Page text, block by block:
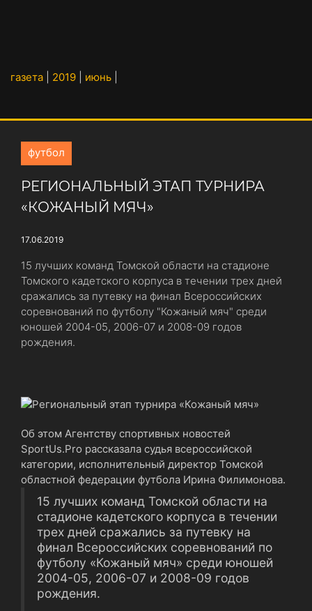
газета 2019 июнь
футбол
РЕГИОНАЛЬНЫЙ ЭТАП ТУРНИРА
«КОЖАНЫЙ МЯЧ»
17.06.2019
15 лучших команд Томской области на стадионе
Томского кадетского корпуса в течении трех дней
сражались за путевку на финал Всероссийских
соревнований по футболу "Кожаный мяч" среди
юношей 2004-05, 2006-07 и 2008-09 годов
рождения.
Об этом Агентству спортивных новостей
SportUs.Pro рассказала судья всероссийской
категории, исполнительный директор Томской
областной федерации футбола Ирина Филимонова.
15 лучших команд Томской области на
стадионе кадетского корпуса в течении
трех дней сражались за путевку на
финал Всероссийских соревнований по
футболу «Кожаный мяч» среди юношей
2004-05, 2006-07 и 2008-09 годов
рождения.